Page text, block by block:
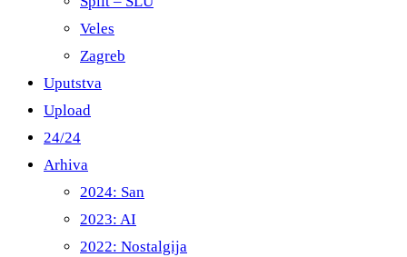
Veles
Zagreb
Uputstva
Upload
24/24
Arhiva
2024: San
2023: AI
2022: Nostalgija